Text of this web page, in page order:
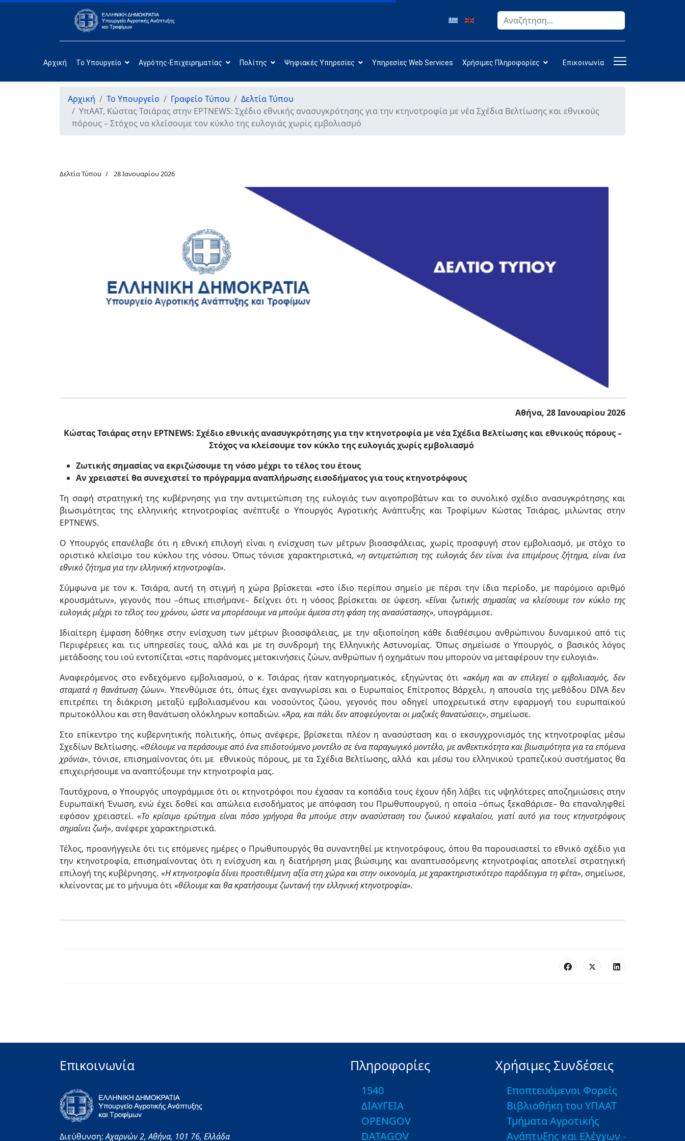
Αναζήτηση
Αρχική Το Υπουργείο Αγρότης-Επιχειρηματίας Πολίτης Ψηφιακές Υπηρεσίες Υπηρεσίες Web Services Χρήσιμες Πληροφορίες Επικοινωνία
Αρχική Το Υπουργείο Γραφείο Τύπου
Δελτία Τύπου
ΥπΑΑΤ, Κώστας Τσιάρας στην ΕΡΤNEWS: Σχέδιο εθνικής ανασυγκρότησης για την κτηνοτροφία με νέα Σχέδια Βελτίωσης και εθνικούς
πόρους – Στόχος να κλείσουμε τον κύκλο της ευλογιάς χωρίς εμβολιασμό
Δελτία Τύπου 28 Ιανουαρίου 2026
Αθήνα, 28 Ιανουαρίου 2026
Κώστας Τσιάρας στην ΕΡΤNEWS: Σχέδιο εθνικής ανασυγκρότησης για την κτηνοτροφία με νέα Σχέδια Βελτίωσης και εθνικούς πόρους –
Στόχος να κλείσουμε τον κύκλο της ευλογιάς χωρίς εμβολιασμό
Ζωτικής σημασίας να εκριζώσουμε τη νόσο μέχρι το τέλος του έτους
Αν χρειαστεί θα συνεχιστεί το πρόγραμμα αναπλήρωσης εισοδήματος για τους κτηνοτρόφους
Τη σαφή στρατηγική της κυβέρνησης για την αντιμετώπιση της ευλογιάς των αιγοπροβάτων και το συνολικό σχέδιο ανασυγκρότησης και
βιωσιμότητας της ελληνικής κτηνοτροφίας ανέπτυξε ο Υπουργός Αγροτικής Ανάπτυξης και Τροφίμων Κώστας Τσιάρας, μιλώντας στην
ΕΡΤNEWS.
Ο Υπουργός επανέλαβε ότι η εθνική επιλογή είναι η ενίσχυση των μέτρων βιοασφάλειας, χωρίς προσφυγή στον εμβολιασμό, με στόχο το
οριστικό κλείσιμο του κύκλου της νόσου. Όπως τόνισε χαρακτηριστικά, «η αντιμετώπιση της ευλογιάς δεν είναι ένα επιμέρους ζήτημα, είναι ένα
εθνικό ζήτημα για την ελληνική κτηνοτροφία».
Σύμφωνα με τον κ. Τσιάρα, αυτή τη στιγμή η χώρα βρίσκεται «στο ίδιο περίπου σημείο με πέρσι την ίδια περίοδο, με παρόμοιο αριθμό
κρουσμάτων», γεγονός που –όπως επισήμανε– δείχνει ότι η νόσος βρίσκεται σε ύφεση. «Είναι ζωτικής σημασίας να κλείσουμε τον κύκλο της
ευλογιάς μέχρι το τέλος του χρόνου, ώστε να μπορέσουμε να μπούμε άμεσα στη φάση της ανασύστασης», υπογράμμισε.
Ιδιαίτερη έμφαση δόθηκε στην ενίσχυση των μέτρων βιοασφάλειας, με την αξιοποίηση κάθε διαθέσιμου ανθρώπινου δυναμικού από τις
Περιφέρειες και τις υπηρεσίες τους, αλλά και με τη συνδρομή της Ελληνικής Αστυνομίας. Όπως σημείωσε ο Υπουργός, ο βασικός λόγος
μετάδοσης του ιού εντοπίζεται «στις παράνομες μετακινήσεις ζώων, ανθρώπων ή οχημάτων που μπορούν να μεταφέρουν την ευλογιά».
Αναφερόμενος στο ενδεχόμενο εμβολιασμού, ο κ. Τσιάρας ήταν κατηγορηματικός, εξηγώντας ότι «ακόμη και αν επιλεγεί ο εμβολιασμός, δεν
σταματά η θανάτωση ζώων». Υπενθύμισε ότι, όπως έχει αναγνωρίσει και ο Ευρωπαίος Επίτροπος Βάρχελι, η απουσία της μεθόδου DIVA δεν
επιτρέπει τη διάκριση μεταξύ εμβολιασμένου και νοσούντος ζώου, γεγονός που οδηγεί υποχρεωτικά στην εφαρμογή του ευρωπαϊκού
πρωτοκόλλου και στη θανάτωση ολόκληρων κοπαδιών. «Άρα, και πάλι δεν αποφεύγονται οι μαζικές θανατώσεις», σημείωσε.
Στο επίκεντρο της κυβερνητικής πολιτικής, όπως ανέφερε, βρίσκεται πλέον η ανασύσταση και ο εκσυγχρονισμός της κτηνοτροφίας μέσω
Σχεδίων Βελτίωσης. «Θέλουμε να περάσουμε από ένα επιδοτούμενο μοντέλο σε ένα παραγωγικό μοντέλο, με ανθεκτικότητα και βιωσιμότητα για τα επόμενα
χρόνια», τόνισε, επισημαίνοντας ότι με εθνικούς πόρους, με τα Σχέδια Βελτίωσης, αλλά και μέσω του ελληνικού τραπεζικού συστήματος θα
επιχειρήσουμε να αναπτύξουμε την κτηνοτροφία μας.
Ταυτόχρονα, ο Υπουργός υπογράμμισε ότι οι κτηνοτρόφοι που έχασαν τα κοπάδια τους έχουν ήδη λάβει τις υψηλότερες αποζημιώσεις στην
Ευρωπαϊκή Ένωση, ενώ έχει δοθεί και απώλεια εισοδήματος με απόφαση του Πρωθυπουργού, η οποία –όπως ξεκαθάρισε– θα επαναληφθεί
εφόσον χρειαστεί. «Το κρίσιμο ερώτημα είναι πόσο γρήγορα θα μπούμε στην ανασύσταση του ζωικού κεφαλαίου, γιατί αυτό για τους κτηνοτρόφους
σημαίνει ζωή», ανέφερε χαρακτηριστικά.
Τέλος, προανήγγειλε ότι τις επόμενες ημέρες ο Πρωθυπουργός θα συναντηθεί με κτηνοτρόφους, όπου θα παρουσιαστεί το εθνικό σχέδιο για
την κτηνοτροφία, επισημαίνοντας ότι η ενίσχυση και η διατήρηση μιας βιώσιμης και αναπτυσσόμενης κτηνοτροφίας αποτελεί στρατηγική
επιλογή της κυβέρνησης. «Η κτηνοτροφία δίνει προστιθέμενη αξία στη χώρα και στην οικονομία, με χαρακτηριστικότερο παράδειγμα τη φέτα», σημείωσε,
κλείνοντας με το μήνυμα ότι «θέλουμε και θα κρατήσουμε ζωντανή την ελληνική κτηνοτροφία».
Επικοινωνία
Διεύθυνση:Αχαρνών 2,Αθήνα, 101 76, Ελλάδα
Πληροφορίες
1540
ΔΙΑΥΓΕΙΑ
OPENGOV
DATAGOV
Χρήσιμες Συνδέσεις
Εποπτευόμενοι Φορείς
Βιβλιοθήκη του ΥΠΑΑΤ
Τμήματα Αγροτικής
Ανάπτυξης και Ελέγχων -